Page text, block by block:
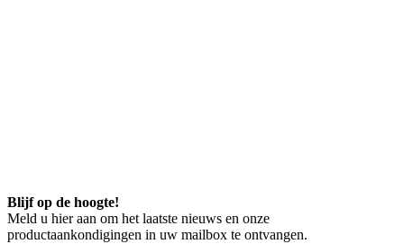
Blijf op de hoogte!
Meld u hier aan om het laatste nieuws en onze
productaankondigingen in uw mailbox te ontvangen.